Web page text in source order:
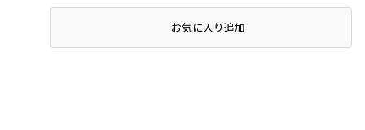
お気に入り追加